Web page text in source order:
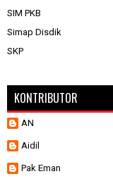
SIM PKB
Simap Disdik
SKP
KONTRIBUTOR
AN
Aidil
Pak Eman